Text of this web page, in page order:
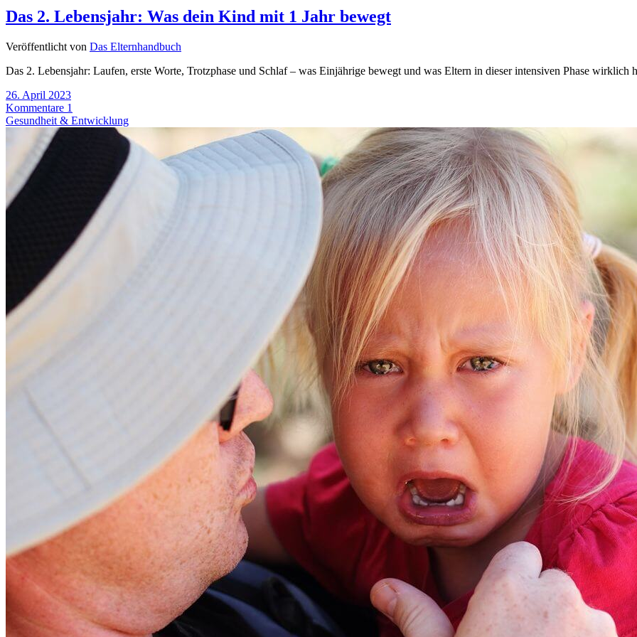
Das 2. Lebensjahr: Was dein Kind mit 1 Jahr bewegt
Veröffentlicht von Das Elternhandbuch
Das 2. Lebensjahr: Laufen, erste Worte, Trotzphase und Schlaf – was Einjährige bewegt und was Eltern in dieser intensiven Phase wirklich
26. April 2023
Kommentare 1
Gesundheit & Entwicklung